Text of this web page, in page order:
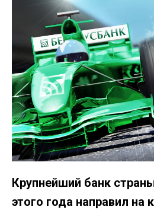
Крупнейший банк
этого года направил на